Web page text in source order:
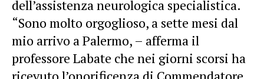
dell’assistenza neurologica specialistica.
“Sono molto orgoglioso, a sette mesi dal
mio arrivo a Palermo, – afferma il
professore Labate che nei giorni scorsi ha